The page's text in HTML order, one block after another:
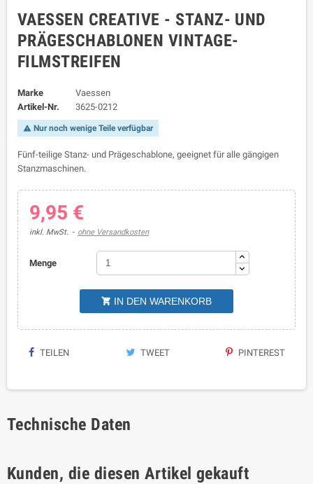
VAESSEN CREATIVE - STANZ- UND
PRÄGESCHABLONEN VINTAGE-
FILMSTREIFEN
Marke
Vaessen
Artikel-Nr.
3625-0212
 Nur noch wenige Teile verfügbar
Fünf-teilige Stanz- und Prägeschablone, geeignet für alle gängigen
Stanzmaschinen.
9,95 €
inkl. MwSt. ohne Versandkosten
Menge
 IN DEN WARENKORB
TEILEN TWEET PINTEREST
Technische Daten
Kunden, die diesen Artikel gekauft